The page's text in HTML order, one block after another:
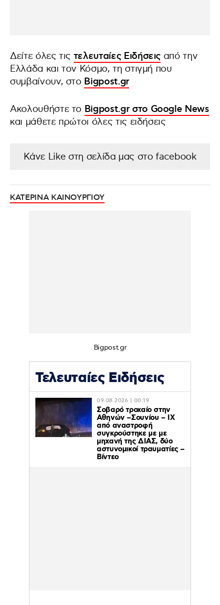
Δείτε όλες τις τελευταίες Ειδήσεις από την
Ελλάδα και τον Κόσμο, τη στιγμή που
συμβαίνουν, στο Bigpost.gr
Ακολουθήστε το Bigpost.gr στο Google News
και μάθετε πρώτοι όλες τις ειδήσεις
Κάνε Like στη σελίδα μας στο facebook
ΚΑΤΕΡΙΝΑ ΚΑΙΝΟΥΡΓΙΟΥ
Bigpost.gr
Τελευταίες Ειδήσεις
09.08.2026 | 00:19
Σοβαρό τροχαίο στην
Αθηνών –Σουνίου – ΙΧ
από αναστροφή
συγκρούστηκε με με
μηχανή της ΔΙΑΣ, δύο
αστυνομικοί τραυματίες –
Βίντεο